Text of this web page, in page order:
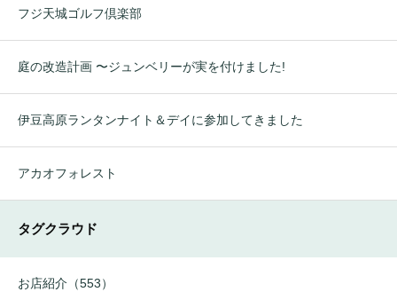
フジ天城ゴルフ倶楽部
庭の改造計画 〜ジュンベリーが実を付けました!
伊豆高原ランタンナイト＆デイに参加してきました
アカオフォレスト
タグクラウド
お店紹介（553）